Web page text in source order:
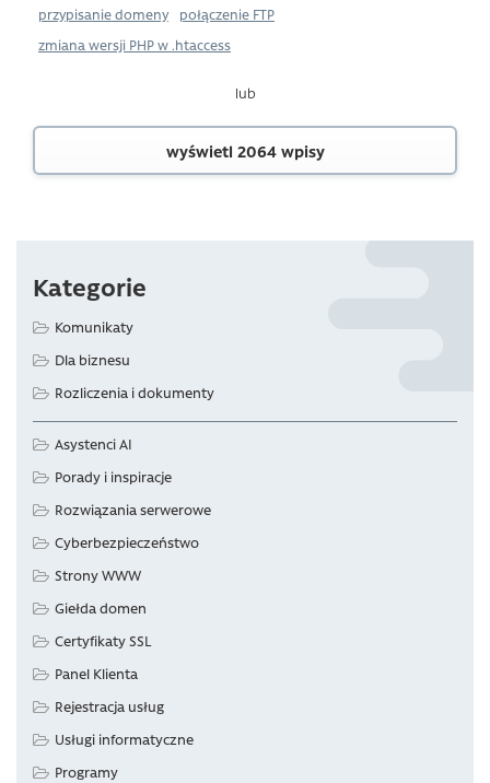
przypisanie domeny
połączenie FTP
zmiana wersji PHP w .htaccess
lub
wyświetl 2064 wpisy
Kategorie
Komunikaty
Dla biznesu
Rozliczenia i dokumenty
Asystenci AI
Porady i inspiracje
Rozwiązania serwerowe
Cyberbezpieczeństwo
Strony WWW
Giełda domen
Certyfikaty SSL
Panel Klienta
Rejestracja usług
Usługi informatyczne
Programy